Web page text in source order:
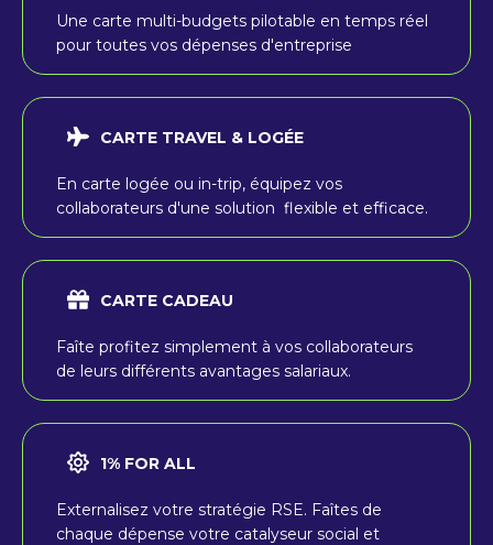
Une carte multi-budgets pilotable en temps réel
pour toutes vos dépenses d'entreprise
CARTE TRAVEL & LOGÉE
En carte logée ou in-trip, équipez vos
collaborateurs d'une solution flexible et efficace.
CARTE CADEAU
Faîte profitez simplement à vos collaborateurs
de leurs différents avantages salariaux.
1% FOR ALL
Externalisez votre stratégie RSE. Faîtes de
chaque dépense votre catalyseur social et